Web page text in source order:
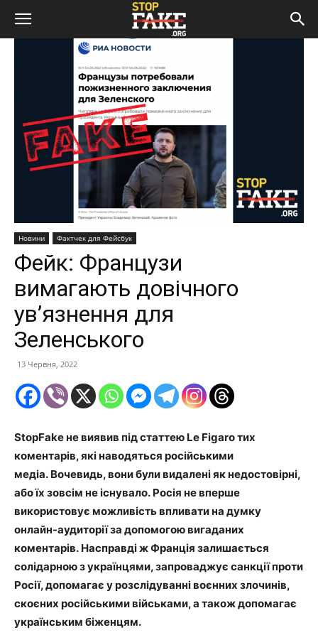
Новини Фактчек для Фейсбук
Фейк: Французи
вимагають довічного
ув’язнення для
Зеленського
13 Червня, 2022
StopFake не виявив під статтею Le Figaroтих
коментарів, якінаводяться російськими
медіа. Вочевидь, вони були видалені як недостовірні,
або їх зовсім не існувало. Росія не вперше
використовує можливість впливати на думку
онлайн-аудиторії за допомогою вигаданих
коментарів. НасправдіжФранція залишається
солідарною з українцями, запроваджує санкції проти
Росії, допомагає у розслідуваннівоєнних злочинів,
скоєних російськими військами, а також допомагає
українським біженцям.